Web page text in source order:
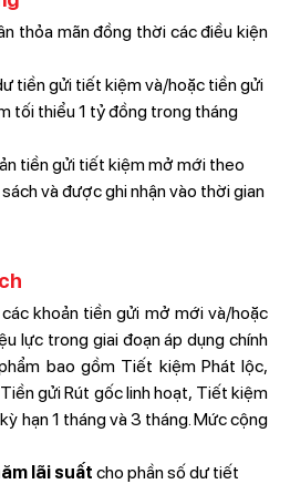
thỏa mãn đồng thời các điều kiện
tiền gửi tiết kiệm và/hoặc tiền gửi
tối thiểu 1 tỷ đồng trong tháng
tiền gửi tiết kiệm mở mới theo
và được ghi nhận vào thời gian
khoản tiền gửi mở mới và/hoặc
lực trong giai đoạn áp dụng chính
bao gồm Tiết kiệm Phát lộc,
gửi Rút gốc linh hoạt, Tiết kiệm
hạn 1 tháng và 3 tháng. Mức cộng
lãi suất cho phần số dư tiết